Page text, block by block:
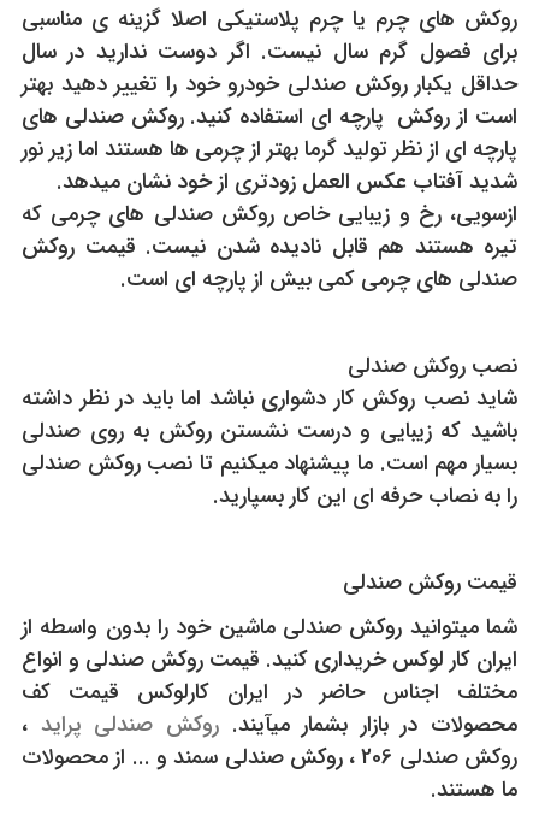
روکش های چرم یا چرم پلاستیکی اصلا گزینه ی مناسبی
برای فصول گرم سال نیست. اگر دوست ندارید در سال
حداقل یکبار روکش صندلی خودرو خود را تغییر دهید بهتر
است از روکش پارچه ای استفاده کنید. روکش صندلی های
پارچه ای از نظر تولید گرما بهتر از چرمی ها هستند اما زیر نور
شدید آفتاب عکس العمل زودتری از خود نشان میدهد.
ازسویی، رخ و زیبایی خاص روکش صندلی های چرمی که
تیره هستند هم قابل نادیده شدن نیست. قیمت روکش
صندلی های چرمی کمی بیش از پارچه ای است.
نصب روکش صندلی
شاید نصب روکش کار دشواری نباشد اما باید در نظر داشته
باشید که زیبایی و درست نشستن روکش به روی صندلی
بسیار مهم است. ما پیشنهاد میکنیم تا نصب روکش صندلی
را به نصاب حرفه ای این کار بسپارید.
قیمت روکش صندلی
شما میتوانید روکش صندلی ماشین خود را بدون واسطه از
ایران کار لوکس خریداری کنید. قیمت روکش صندلی و انواع
مختلف اجناس حاضر در ایران کارلوکس قیمت کف
محصولات در بازار بشمار میآیند.روکش صندلی پراید ،
روکش صندلی 206 ، روکش صندلی سمند و ... از محصولات
ما هستند.